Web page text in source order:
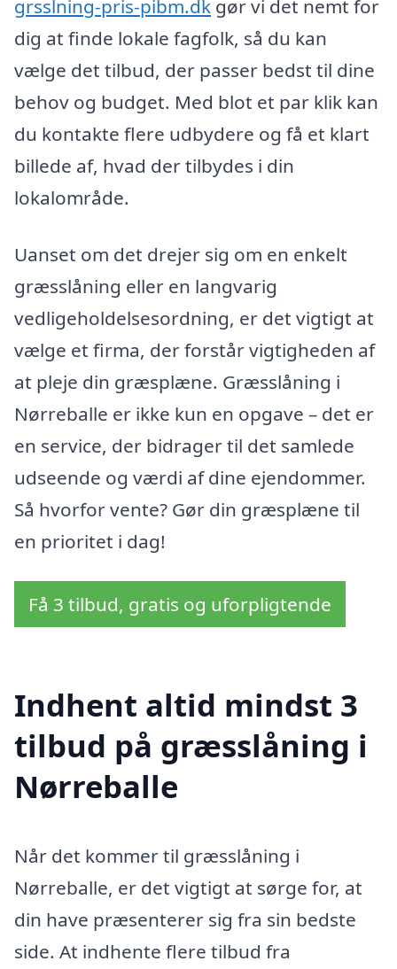
grsslning-pris-pibm.dk gør vi det nemt for
dig at finde lokale fagfolk, så du kan
vælge det tilbud, der passer bedst til dine
behov og budget. Med blot et par klik kan
du kontakte flere udbydere og få et klart
billede af, hvad der tilbydes i din
lokalområde.
Uanset om det drejer sig om en enkelt
græsslåning eller en langvarig
vedligeholdelsesordning, er det vigtigt at
vælge et firma, der forstår vigtigheden af
at pleje din græsplæne. Græsslåning i
Nørreballe er ikke kun en opgave – det er
en service, der bidrager til det samlede
udseende og værdi af dine ejendommer.
Så hvorfor vente? Gør din græsplæne til
en prioritet i dag!
Få 3 tilbud, gratis og uforpligtende
Indhent altid mindst 3
tilbud på græsslåning i
Nørreballe
Når det kommer til græsslåning i
Nørreballe, er det vigtigt at sørge for, at
din have præsenterer sig fra sin bedste
side. At indhente flere tilbud fra